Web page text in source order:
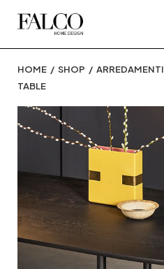
HOME SHOP ARREDAMENTI
TABLE